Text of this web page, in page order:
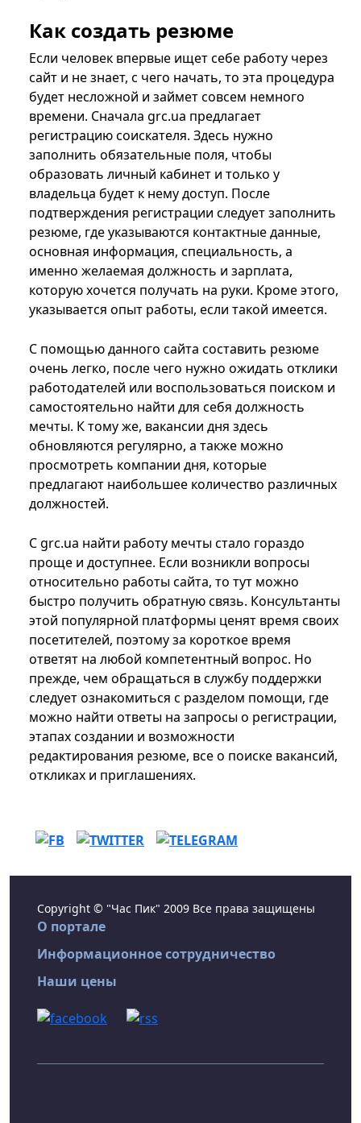
Как создать резюме
Если человек впервые ищет себе работу через
сайт и не знает, с чего начать, то эта процедура
будет несложной и займет совсем немного
времени. Сначала grc.ua предлагает
регистрацию соискателя. Здесь нужно
заполнить обязательные поля, чтобы
образовать личный кабинет и только у
владельца будет к нему доступ. После
подтверждения регистрации следует заполнить
резюме, где указываются контактные данные,
основная информация, специальность, а
именно желаемая должность и зарплата,
которую хочется получать на руки. Кроме этого,
указывается опыт работы, если такой имеется.
С помощью данного сайта составить резюме
очень легко, после чего нужно ожидать отклики
работодателей или воспользоваться поиском и
самостоятельно найти для себя должность
мечты. К тому же, вакансии дня здесь
обновляются регулярно, а также можно
просмотреть компании дня, которые
предлагают наибольшее количество различных
должностей.
С grc.ua найти работу мечты стало гораздо
проще и доступнее. Если возникли вопросы
относительно работы сайта, то тут можно
быстро получить обратную связь. Консультанты
этой популярной платформы ценят время своих
посетителей, поэтому за короткое время
ответят на любой компетентный вопрос. Но
прежде, чем обращаться в службу поддержки
следует ознакомиться с разделом помощи, где
можно найти ответы на запросы о регистрации,
этапах создании и возможности
редактирования резюме, все о поиске вакансий,
откликах и приглашениях.
Copyright © "Час Пик" 2009 Все права защищены
О портале
Информационное сотрудничество
Наши цены